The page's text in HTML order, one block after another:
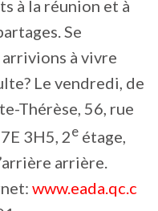
à la réunion et à
Se
à vivre
Le vendredi, de
Thérèse, 56, rue
3H5, 2e étage,
arrière.
www.eada.qc.c